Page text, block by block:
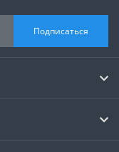
Подписаться